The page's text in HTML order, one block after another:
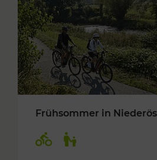
Frühsommer in